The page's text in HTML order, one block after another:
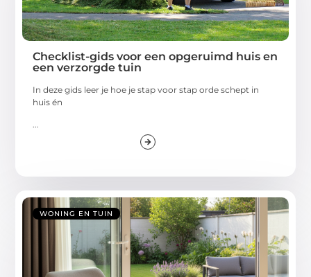
Checklist-gids voor een opgeruimd huis en
een verzorgde tuin
In deze gids leer je hoe je stap voor stap orde schept in
huis én
...
WONING EN TUIN